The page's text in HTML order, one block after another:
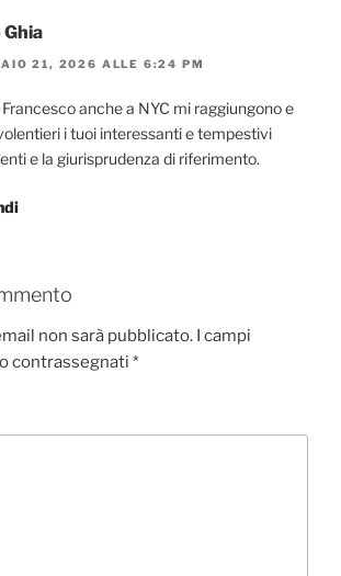
21, 2026 ALLE 6:24 PM
Francesco anche a NYC mi raggiungono e
i tuoi interessanti e tempestivi
e la giurisprudenza di riferimento.
non sarà pubblicato. I campi
contrassegnati *